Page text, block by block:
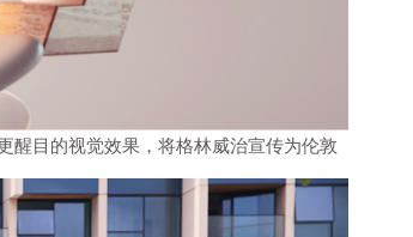
醒目的视觉效果，将格林威治宣传为伦敦